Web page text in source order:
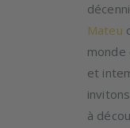
Mateu
monde
et
à